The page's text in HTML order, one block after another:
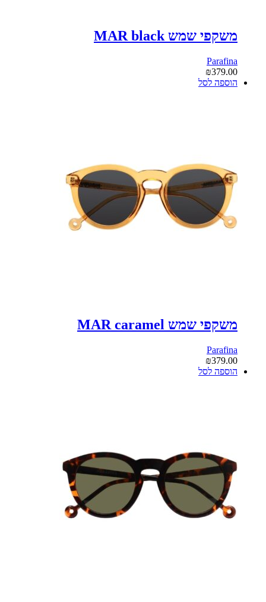
משקפי שמש MAR black
Parafina
₪379.00
הוספה לסל
משקפי שמש MAR caramel
Parafina
₪379.00
הוספה לסל